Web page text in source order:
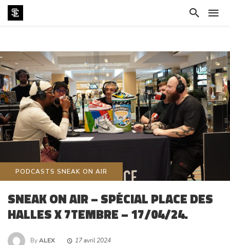
PODCASTS SNEAK ON AIR
SNEAK ON AIR – SPÉCIAL PLACE DES
HALLES X 7TEMBRE – 17/04/24.
ByALEX 17 avril 2024